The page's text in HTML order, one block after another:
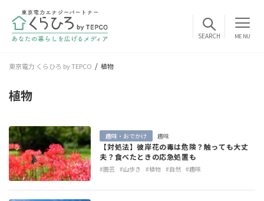
MENU
東京電力 くらひろ by TEPCO 植物
植物
趣味・おでかけ 趣味
【対処法】彼岸花の毒は危険？触っても大丈
夫？食べたときの応急処置も
#園芸 #山歩き #植物 #自然 #趣味